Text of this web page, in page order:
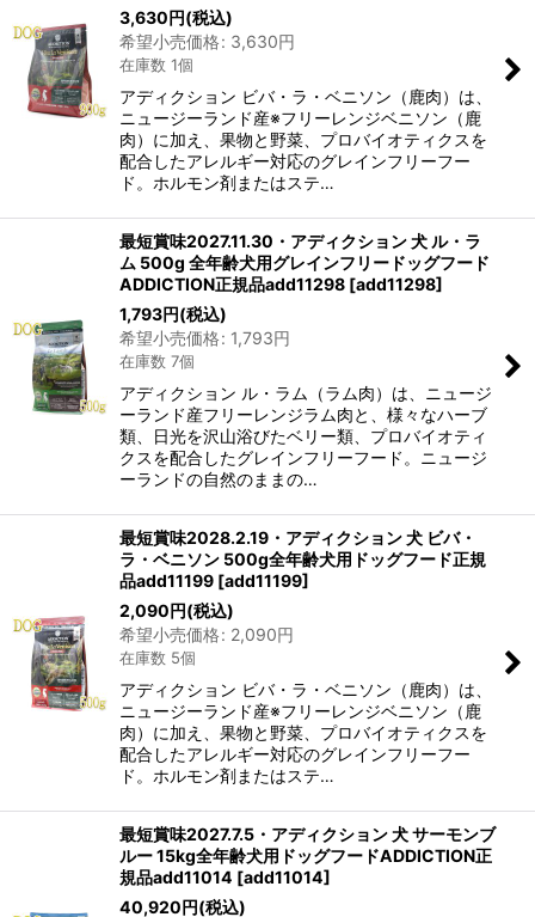
3,630円(税込)
希望小売価格: 3,630円
在庫数 1個
アディクション ビバ・ラ・ベニソン（鹿肉）は、
ニュージーランド産※フリーレンジベニソン（鹿
肉）に加え、果物と野菜、プロバイオティクスを
配合したアレルギー対応のグレインフリーフー
ド。ホルモン剤またはステ…
最短賞味2027.11.30・アディクション 犬 ル・ラ
ム 500g 全年齢犬用グレインフリードッグフード
ADDICTION正規品add11298 [add11298]
1,793円(税込)
希望小売価格: 1,793円
在庫数 7個
アディクション ル・ラム（ラム肉）は、ニュージ
ーランド産フリーレンジラム肉と、様々なハーブ
類、日光を沢山浴びたベリー類、プロバイオティ
クスを配合したグレインフリーフード。ニュージ
ーランドの自然のままの…
最短賞味2028.2.19・アディクション 犬 ビバ・
ラ・ベニソン 500g全年齢犬用ドッグフード正規
品add11199 [add11199]
2,090円(税込)
希望小売価格: 2,090円
在庫数 5個
アディクション ビバ・ラ・ベニソン（鹿肉）は、
ニュージーランド産※フリーレンジベニソン（鹿
肉）に加え、果物と野菜、プロバイオティクスを
配合したアレルギー対応のグレインフリーフー
ド。ホルモン剤またはステ…
最短賞味2027.7.5・アディクション 犬 サーモンブ
ルー 15kg全年齢犬用ドッグフードADDICTION正
規品add11014 [add11014]
40,920円(税込)